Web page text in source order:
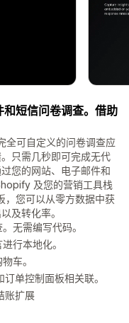
短信问卷调查。借助
全可自定义的问卷调查应
只需几秒即可完成无代
您的网站、电子邮件和
及您的营销工具栈
，您可以从零方数据中获
及转化率。
无需编写代码。
行本地化。
车。
单控制面板相关联。
账扩展